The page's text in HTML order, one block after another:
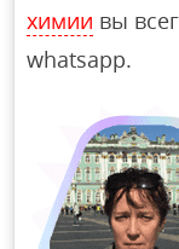
химии вы
whatsapp.